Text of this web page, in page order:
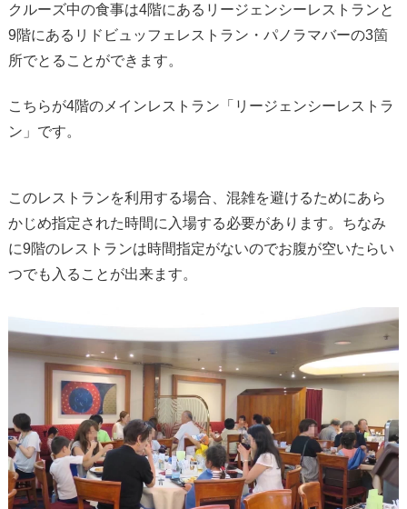
クルーズ中の食事は4階にあるリージェンシーレストランと
9階にあるリドビュッフェレストラン・パノラマバーの3箇
所でとることができます。
こちらが4階のメインレストラン「リージェンシーレストラ
ン」です。
このレストランを利用する場合、混雑を避けるためにあら
かじめ指定された時間に入場する必要があります。ちなみ
に9階のレストランは時間指定がないのでお腹が空いたらい
つでも入ることが出来ます。